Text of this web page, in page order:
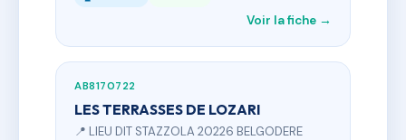
Voir la fiche →
AB8170722
LES TERRASSES DE LOZARI
📍 LIEU DIT STAZZOLA 20226 BELGODERE